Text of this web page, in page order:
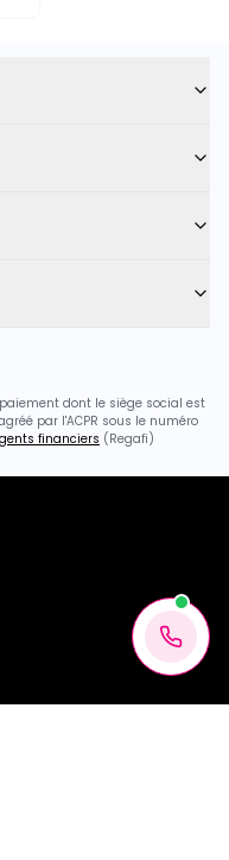
dont le siège social est
par l'ACPR sous le numéro
financiers (Regafi)